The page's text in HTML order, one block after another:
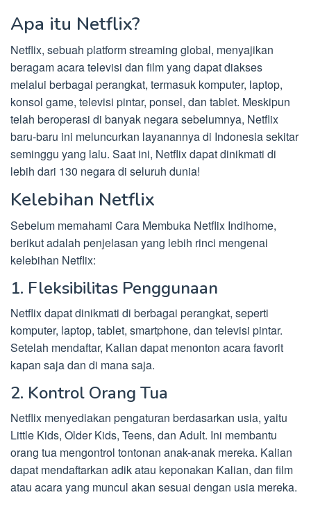
Apa itu Netflix?
Netflix, sebuah platform streaming global, menyajikan
beragam acara televisi dan film yang dapat diakses
melalui berbagai perangkat, termasuk komputer, laptop,
konsol game, televisi pintar, ponsel, dan tablet. Meskipun
telah beroperasi di banyak negara sebelumnya, Netflix
baru-baru ini meluncurkan layanannya di Indonesia sekitar
seminggu yang lalu. Saat ini, Netflix dapat dinikmati di
lebih dari 130 negara di seluruh dunia!
Kelebihan Netflix
Sebelum memahami Cara Membuka Netflix Indihome,
berikut adalah penjelasan yang lebih rinci mengenai
kelebihan Netflix:
1. Fleksibilitas Penggunaan
Netflix dapat dinikmati di berbagai perangkat, seperti
komputer, laptop, tablet, smartphone, dan televisi pintar.
Setelah mendaftar, Kalian dapat menonton acara favorit
kapan saja dan di mana saja.
2. Kontrol Orang Tua
Netflix menyediakan pengaturan berdasarkan usia, yaitu
Little Kids, Older Kids, Teens, dan Adult. Ini membantu
orang tua mengontrol tontonan anak-anak mereka. Kalian
dapat mendaftarkan adik atau keponakan Kalian, dan film
atau acara yang muncul akan sesuai dengan usia mereka.